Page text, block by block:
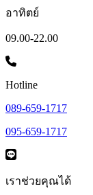
อาทิตย์
09.00-22.00
Hotline
089-659-1717
095-659-1717
เราช่วยคุณได้